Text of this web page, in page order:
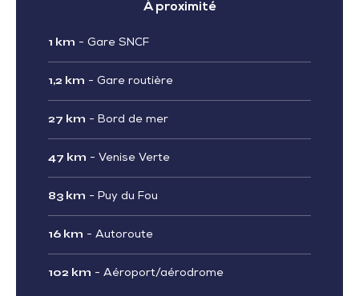
À proximité
1 km - Gare SNCF
1,2 km - Gare routière
27 km - Bord de mer
47 km - Venise Verte
83 km - Puy du Fou
16 km - Autoroute
102 km - Aéroport/aérodrome